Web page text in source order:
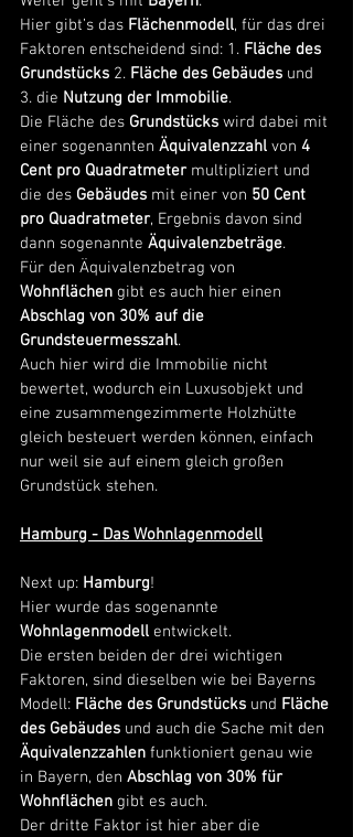
Hier gibt’s das Flächenmodell, für das drei
Faktoren entscheidend sind: 1. Fläche des
Grundstücks 2. Fläche des Gebäudes und
3. die Nutzung der Immobilie.
Die Fläche des Grundstücks wird dabei mit
einer sogenannten Äquivalenzzahl von 4
Cent pro Quadratmeter multipliziert und
die des Gebäudes mit einer von 50 Cent
pro Quadratmeter, Ergebnis davon sind
dann sogenannte Äquivalenzbeträge.
Für den Äquivalenzbetrag von
Wohnflächen gibt es auch hier einen
Abschlag von 30% auf die
Grundsteuermesszahl.
Auch hier wird die Immobilie nicht
bewertet, wodurch ein Luxusobjekt und
eine zusammengezimmerte Holzhütte
gleich besteuert werden können, einfach
nur weil sie auf einem gleich großen
Grundstück stehen.
Hamburg - Das Wohnlagenmodell
Next up: Hamburg!
Hier wurde das sogenannte
Wohnlagenmodell entwickelt.
Die ersten beiden der drei wichtigen
Faktoren, sind dieselben wie bei Bayerns
Modell: Fläche des Grundstücks und Fläche
des Gebäudes und auch die Sache mit den
Äquivalenzzahlen funktioniert genau wie
in Bayern, den Abschlag von 30% für
Wohnflächen gibt es auch.
Der dritte Faktor ist hier aber die